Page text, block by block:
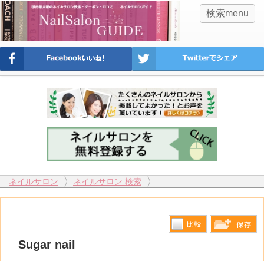
検索menu
ネイルサロン ネイルサロン 検索
Sugar nail